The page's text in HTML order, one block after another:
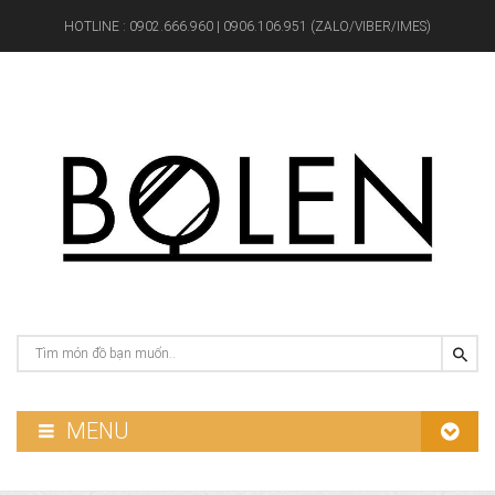
HOTLINE : 0902.666.960 | 0906.106.951 (ZALO/VIBER/IMES)
MENU